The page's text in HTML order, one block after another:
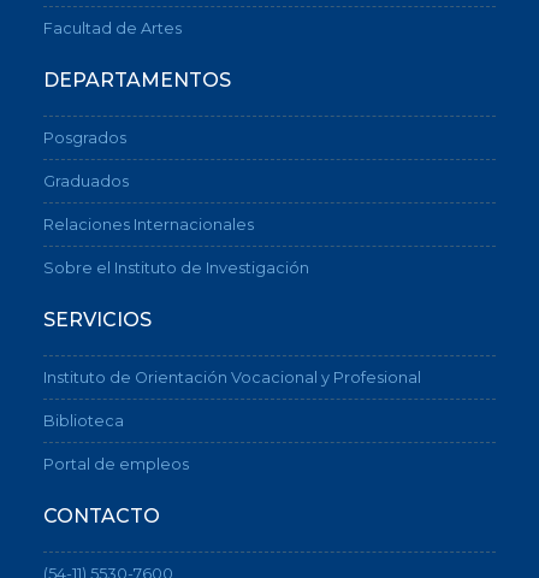
Facultad de Artes
DEPARTAMENTOS
Posgrados
Graduados
Relaciones Internacionales
Sobre el Instituto de Investigación
SERVICIOS
Instituto de Orientación Vocacional y Profesional
Biblioteca
Portal de empleos
CONTACTO
(54-11) 5530-7600